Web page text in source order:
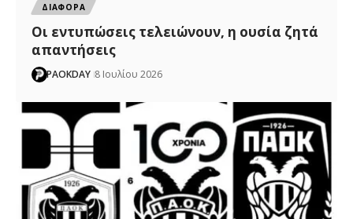
ΔΙΑΦΟΡΑ
Οι εντυπώσεις τελειώνουν, η ουσία ζητά
απαντήσεις
PAOKDAY 8 Ιουλίου 2026